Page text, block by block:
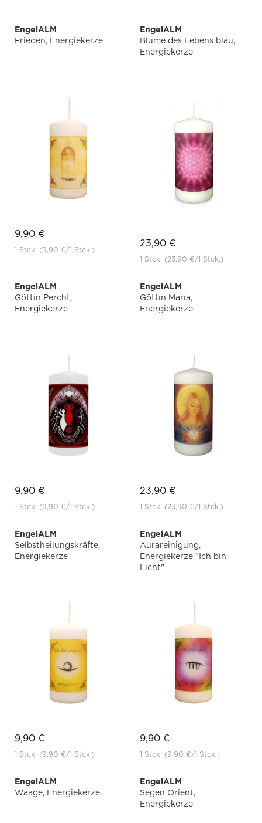
EngelALM
Frieden, Energiekerze
9,90 €
1 Stck. (9,90 €/1 Stck.)
EngelALM
Blume des Lebens blau,
Energiekerze
23,90 €
1 Stck. (23,90 €/1 Stck.)
EngelALM
Göttin Percht,
Energiekerze
9,90 €
1 Stck. (9,90 €/1 Stck.)
EngelALM
Göttin Maria,
Energiekerze
23,90 €
1 Stck. (23,90 €/1 Stck.)
EngelALM
Selbstheilungskräfte,
Energiekerze
9,90 €
1 Stck. (9,90 €/1 Stck.)
EngelALM
Aurareinigung,
Energiekerze "Ich bin
Licht"
9,90 €
1 Stck. (9,90 €/1 Stck.)
EngelALM
Waage, Energiekerze
EngelALM
Segen Orient,
Energiekerze